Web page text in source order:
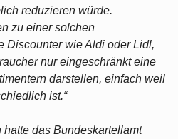
reduzieren würde.
zu einer solchen
Discounter wie Aldi oder Lidl,
nur eingeschränkt eine
darstellen, einfach weil
ist.“
das Bundeskartellamt